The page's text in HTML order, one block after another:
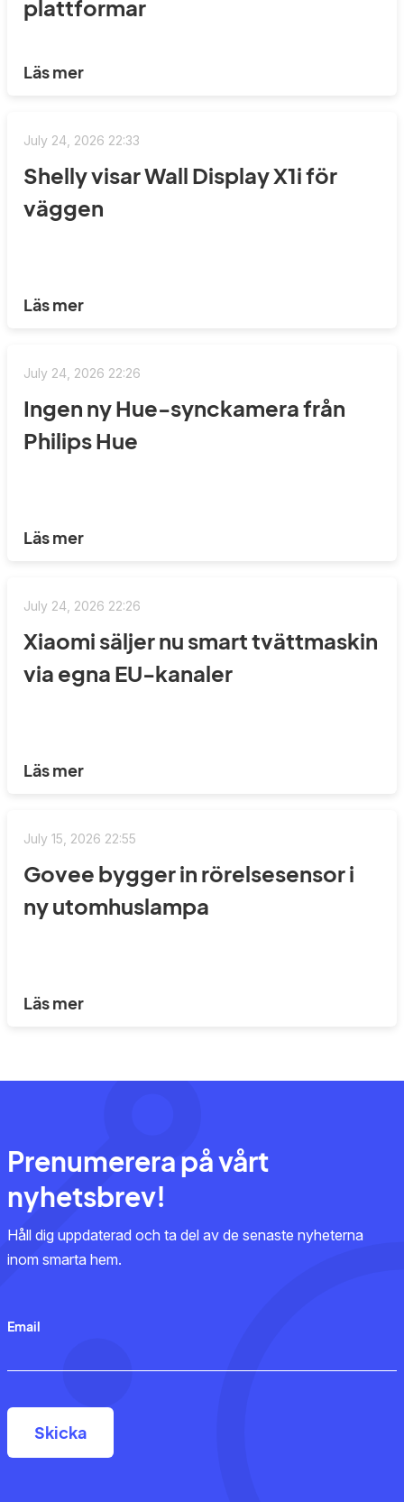
plattformar
Läs mer
July 24, 2026 22:33
Shelly visar Wall Display X1i för
väggen
Läs mer
July 24, 2026 22:26
Ingen ny Hue-synckamera från
Philips Hue
Läs mer
July 24, 2026 22:26
Xiaomi säljer nu smart tvättmaskin
via egna EU-kanaler
Läs mer
July 15, 2026 22:55
Govee bygger in rörelsesensor i
ny utomhuslampa
Läs mer
Prenumerera på vårt
nyhetsbrev!
Håll dig uppdaterad och ta del av de senaste nyheterna
inom smarta hem.
Email